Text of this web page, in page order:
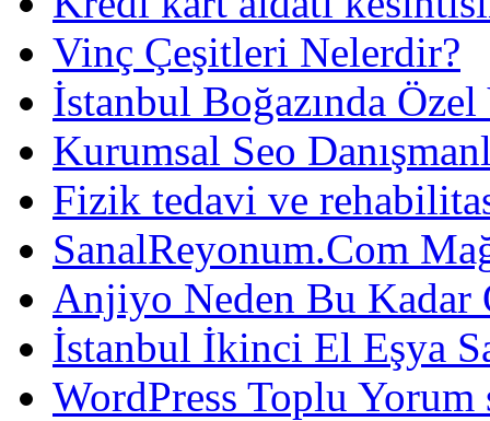
Vinç Çeşitleri Nelerdir?
İstanbul Boğazında
Kurumsal Seo
Fizik tedavi ve
SanalReyonum.Com
Anjiyo Neden Bu Kadar
İstanbul İkinci El Eşya
WordPress Toplu